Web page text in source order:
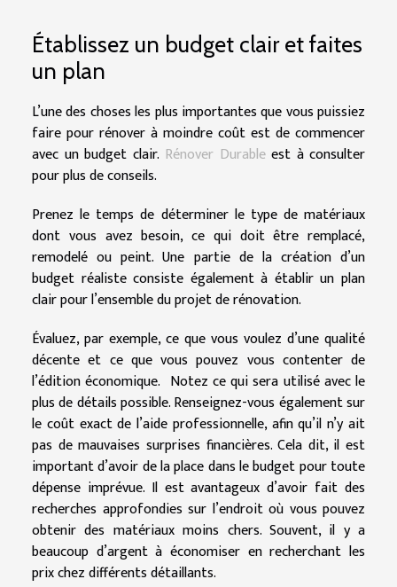
Établissez un budget clair et faites
un plan
L’une des choses les plus importantes que vous puissiez
faire pour rénover à moindre coût est de commencer
avec un budget clair. Rénover Durableest à consulter
pour plus de conseils.
Prenez le temps de déterminer le type de matériaux
dont vous avez besoin, ce qui doit être remplacé,
remodelé ou peint. Une partie de la création d’un
budget réaliste consiste également à établir un plan
clair pour l’ensemble du projet de rénovation.
Évaluez, par exemple, ce que vous voulez d’une qualité
décente et ce que vous pouvez vous contenter de
l’édition économique. Notez ce qui sera utilisé avec le
plus de détails possible. Renseignez-vous également sur
le coût exact de l’aide professionnelle, afin qu’il n’y ait
pas de mauvaises surprises financières. Cela dit, il est
important d’avoir de la place dans le budget pour toute
dépense imprévue. Il est avantageux d’avoir fait des
recherches approfondies sur l’endroit où vous pouvez
obtenir des matériaux moins chers. Souvent, il y a
beaucoup d’argent à économiser en recherchant les
prix chez différents détaillants.